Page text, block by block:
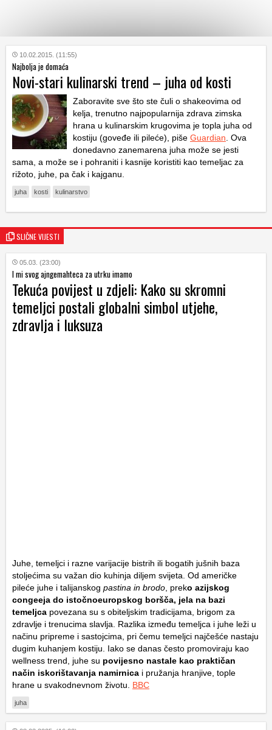
KATEGORIJE
HRVATSKI
WEB
10.02.2015. (11:55)
Najbolja je domaća
Novi-stari kulinarski trend – juha od kosti
Zaboravite sve što ste čuli o shakeovima od
kelja, trenutno najpopularnija zdrava zimska
hrana u kulinarskim krugovima je topla juha od
kostiju (goveđe ili pileće), piše Guardian . Ova
donedavno zanemarena juha može se jesti
sama, a može se i pohraniti i kasnije koristiti kao temeljac za
rižoto, juhe, pa čak i kajganu.
juha kosti kulinarstvo
SLIČNE VIJESTI
05.03. (23:00)
I mi svog ajngemahteca za utrku imamo
Tekuća povijest u zdjeli: Kako su skromni
temeljci postali globalni simbol utjehe,
zdravlja i luksuza
Juhe, temeljci i razne varijacije bistrih ili bogatih jušnih baza
stoljećima su važan dio kuhinja diljem svijeta. Od američke
pileće juhe i talijanskog pastina in brodo , preko azijskog
congeeja do istočnoeuropskog boršča, jela na bazi
temeljca povezana su s obiteljskim tradicijama, brigom za
zdravlje i trenucima slavlja. Razlika između temeljca i juhe leži u
načinu pripreme i sastojcima, pri čemu temeljci najčešće nastaju
dugim kuhanjem kostiju. Iako se danas često promoviraju kao
wellness trend, juhe su povijesno nastale kao praktičan
način iskorištavanja namirnica i pružanja hranjive, tople
hrane u svakodnevnom životu. BBC
juha